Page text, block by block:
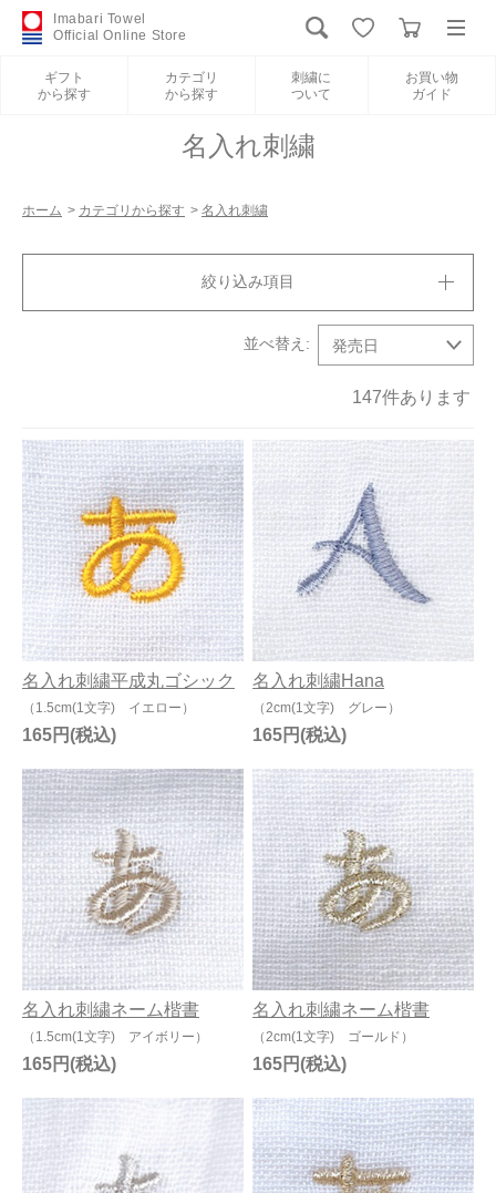
Imabari Towel
Official Online Store
ギフト
から探す
カテゴリ
から探す
刺繍に
ついて
お買い物
ガイド
新規会員登録
カテゴリから探す
International Shipping
今治タオルについて
当サイトについて
会員サービス
店舗リスト
ヘルプ
規約
大量購入・法人向けの購入の方は
お問い合わせ
名入れ刺繍
絞り込み項目
147件あります
名入れ刺繍平成丸ゴシック
（1.5cm(1文字) イエロー）
165円
名入れ刺繍Hana
（2cm(1文字) グレー）
165円
名入れ刺繍ネーム楷書
（1.5cm(1文字) アイボリー）
165円
名入れ刺繍ネーム楷書
（2cm(1文字) ゴールド）
165円
ホーム > カテゴリから探す > 名入れ刺繍